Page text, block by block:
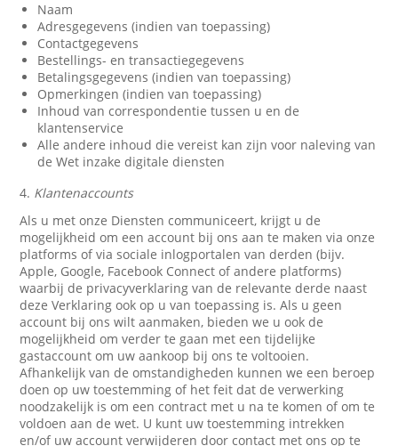
Naam
Adresgegevens (indien van toepassing)
Contactgegevens
Bestellings- en transactiegegevens
Betalingsgegevens (indien van toepassing)
Opmerkingen (indien van toepassing)
Inhoud van correspondentie tussen u en de
klantenservice
Alle andere inhoud die vereist kan zijn voor naleving van
de Wet inzake digitale diensten
4. Klantenaccounts
Als u met onze Diensten communiceert, krijgt u de
mogelijkheid om een account bij ons aan te maken via onze
platforms of via sociale inlogportalen van derden (bijv.
Apple, Google, Facebook Connect of andere platforms)
waarbij de privacyverklaring van de relevante derde naast
deze Verklaring ook op u van toepassing is. Als u geen
account bij ons wilt aanmaken, bieden we u ook de
mogelijkheid om verder te gaan met een tijdelijke
gastaccount om uw aankoop bij ons te voltooien.
Afhankelijk van de omstandigheden kunnen we een beroep
doen op uw toestemming of het feit dat de verwerking
noodzakelijk is om een contract met u na te komen of om te
voldoen aan de wet. U kunt uw toestemming intrekken
en/of uw account verwijderen door contact met ons op te